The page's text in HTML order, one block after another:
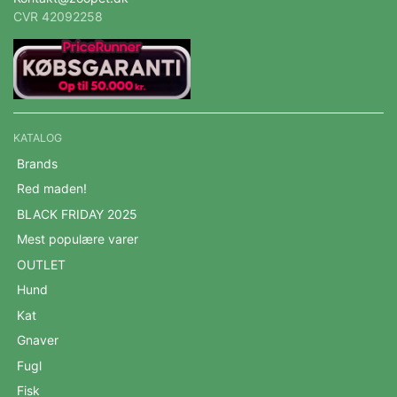
CVR 42092258
KATALOG
Brands
Red maden!
BLACK FRIDAY 2025
Mest populære varer
OUTLET
Hund
Kat
Gnaver
Fugl
Fisk